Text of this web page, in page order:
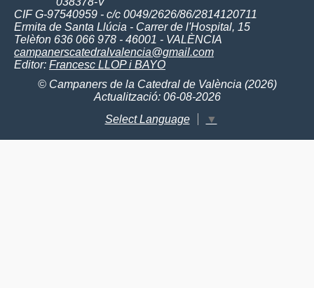
CIF G-97540959 - c/c 0049/2626/86/2814120711
Ermita de Santa Llúcia - Carrer de l'Hospital, 15
Telèfon 636 066 978 - 46001 - VALÈNCIA
campanerscatedralvalencia@gmail.com
Editor: Francesc LLOP i BAYO
© Campaners de la Catedral de València (2026)
Actualització: 06-08-2026
Select Language
▼